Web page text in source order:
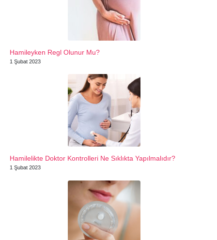
Hamileyken Regl Olunur Mu?
1 Şubat 2023
Hamilelikte Doktor Kontrolleri Ne Sıklıkta Yapılmalıdır?
1 Şubat 2023